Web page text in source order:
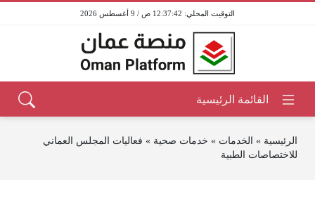
12:37:42 ص / 9 أغسطس 2026
الرئيسية » الخدمات » خدمات صحية » فعاليات المجلس العماني
للاختصاصات الطبية